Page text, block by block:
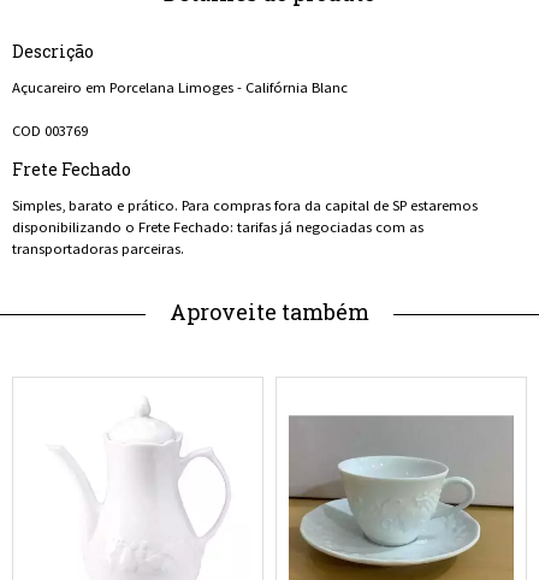
Descrição
Açucareiro em Porcelana Limoges - Califórnia Blanc
COD 003769
Frete Fechado
Simples, barato e prático. Para compras fora da capital de SP estaremos
disponibilizando o Frete Fechado: tarifas já negociadas com as
transportadoras parceiras.
Aproveite também